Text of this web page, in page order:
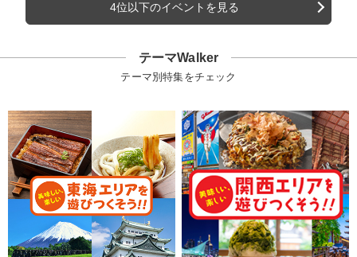
4位以下のイベントを見る
テーマWalker
テーマ別特集をチェック